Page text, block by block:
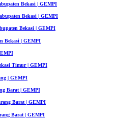
Bekasi | GEMPI
Bekasi | GEMPI
Bekasi | GEMPI
Bekasi | GEMPI
Timur | GEMPI
| GEMPI
Barat | GEMPI
Barat | GEMPI
Barat | GEMPI